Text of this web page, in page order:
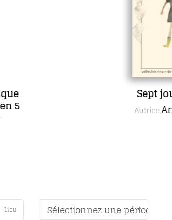
Sept jours en face
Anne Lecourt
Sélectionnez une période